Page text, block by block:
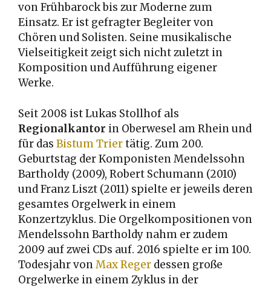
von Frühbarock bis zur Moderne zum
Einsatz. Er ist gefragter Begleiter von
Chören und Solisten. Seine musikalische
Vielseitigkeit zeigt sich nicht zuletzt in
Komposition und Aufführung eigener
Werke.
Seit 2008 ist Lukas Stollhof als
Regionalkantor in Oberwesel am Rhein und
für das Bistum Triertätig. Zum 200.
Geburtstag der Komponisten Mendelssohn
Bartholdy (2009), Robert Schumann (2010)
und Franz Liszt (2011) spielte er jeweils deren
gesamtes Orgelwerk in einem
Konzertzyklus. Die Orgelkompositionen von
Mendelssohn Bartholdy nahm er zudem
2009 auf zwei CDs auf. 2016 spielte er im 100.
Todesjahr vonMax Reger dessen große
Orgelwerke in einem Zyklus in der